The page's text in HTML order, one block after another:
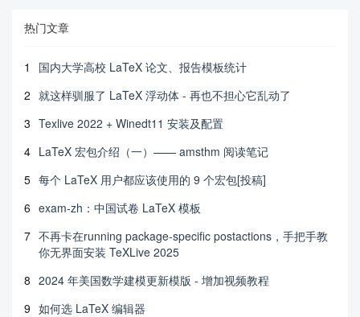
热门文章
1
国内大学高校 LaTeX 论文、报告模板统计
2 就这样驯服了 LaTeX 浮动体 - 再也不担心它乱动了
3 Texlive 2022 + Winedt11 安装及配置
4 LaTeX 宏包介绍（一）—— amsthm 阅读笔记
5 每个 LaTeX 用户都应该使用的 9 个宏包[投稿]
6 exam-zh：中国试卷 LaTeX 模板
7 不再卡在running package-specific postactions，手把手教
你无界面安装 TeXLive 2025
8 2024 年美国数学建模更新模版 - 增加视频教程
9 如何选 LaTeX 编辑器